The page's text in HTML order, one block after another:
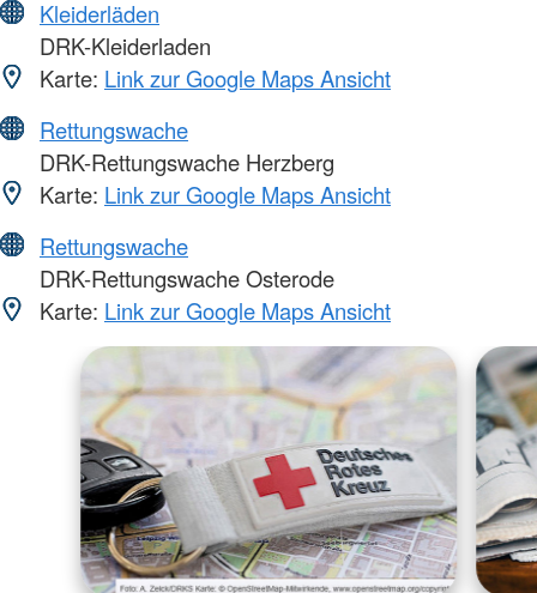
Kleiderläden
DRK-Kleiderladen
Karte: Link zur Google Maps Ansicht
Rettungswache
DRK-Rettungswache Herzberg
Karte: Link zur Google Maps Ansicht
Rettungswache
DRK-Rettungswache Osterode
Karte: Link zur Google Maps Ansicht